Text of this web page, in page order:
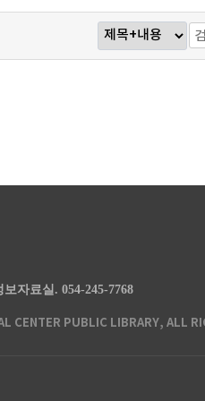
보자료실. 054-245-7768
CENTER PUBLIC LIBRARY, ALL